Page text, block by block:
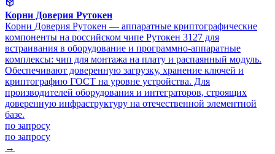
Корни Доверия Рутокен
Корни Доверия Рутокен — аппаратные криптографические
компоненты на российском чипе Рутокен 3127 для
встраивания в оборудование и программно-аппаратные
комплексы: чип для монтажа на плату и распаянный модуль.
Обеспечивают доверенную загрузку, хранение ключей и
криптографию ГОСТ на уровне устройства. Для
производителей оборудования и интеграторов, строящих
доверенную инфраструктуру на отечественной элементной
базе.
по запросу
по запросу
→